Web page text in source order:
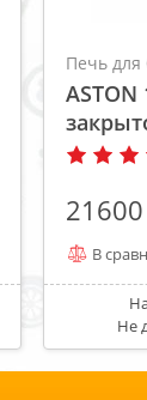
Печь для
21600
В
Не